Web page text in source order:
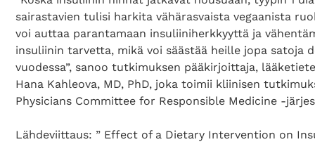
sairastavien tulisi harkita vähärasvaista vegaanista
voi auttaa parantamaan insuliiniherkkyyttä ja
insuliinin tarvetta, mikä voi säästää heille jopa satoja
vuodessa”, sanoo tutkimuksen pääkirjoittaja,
Hana Kahleova, MD, PhD, joka toimii kliinisen
Physicians Committee for Responsible Medicine -
Lähdeviittaus: ” Effect of a Dietary Intervention on